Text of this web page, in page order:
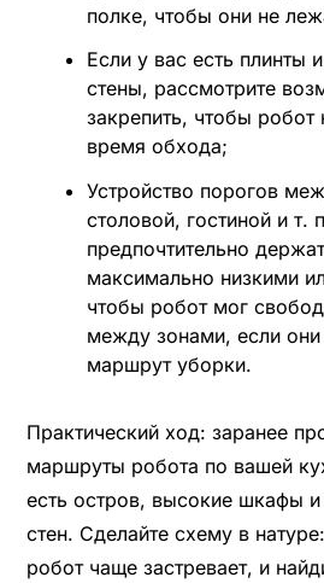
полке, чтобы они не
Если у вас есть плинты
стены, рассмотрите
закрепить, чтобы робот
время обхода;
Устройство порогов
столовой, гостиной и т.
предпочтительно
максимально низкими
чтобы робот мог
между зонами, если они
маршрут уборки.
Практический ход: заранее
маршруты робота по вашей
есть остров, высокие шкафы и
стен. Сделайте схему в
робот чаще застревает, и